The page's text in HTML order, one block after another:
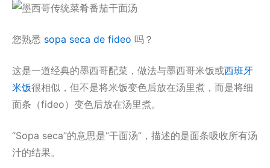
您熟悉 sopa seca de fideo 吗？
这是一道经典的墨西哥配菜，做法与墨西哥米饭或西班牙
米饭很相似，但不是将米饭变色后放在汤里煮，而是将细
面条（fideo）变色后放在汤里煮。
“Sopa seca”的意思是“干面汤”，描述的是面条吸收所有汤
汁的结果。